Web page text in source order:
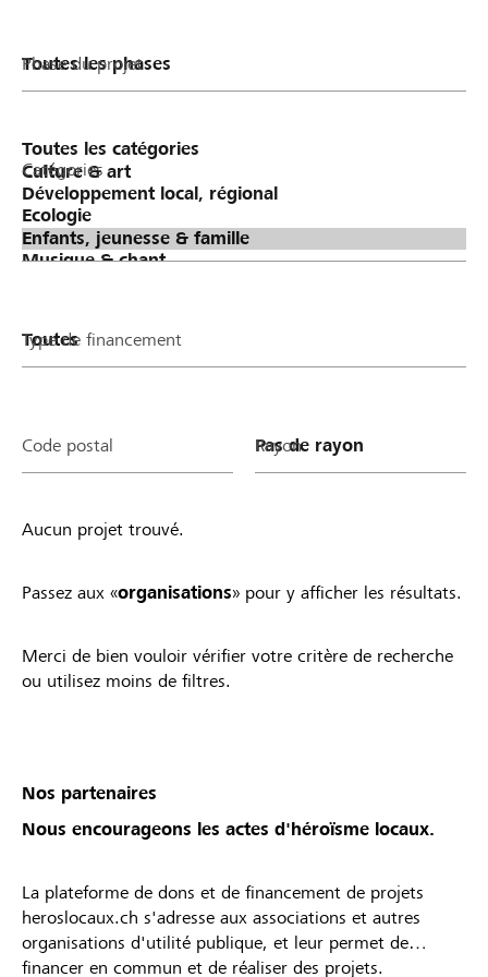
Phase du projet
Catégories
Type de financement
Code postal Rayon
Aucun projet trouvé.
Passez aux «organisations» pour y afficher les résultats.
Merci de bien vouloir vérifier votre critère de recherche
ou utilisez moins de filtres.
Nos partenaires
Nous encourageons les actes d'héroïsme locaux.
La plateforme de dons et de financement de projets
heroslocaux.ch s'adresse aux associations et autres
organisations d'utilité publique, et leur permet de
financer en commun et de réaliser des projets.